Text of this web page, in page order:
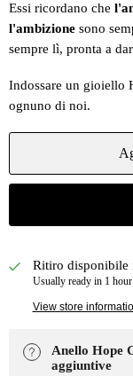
Essi ricordano che
l'ambizione sono
sempre lì, pronta a
Indossare un gioiello
ognuno di noi.
Ritiro disponibile
Usually ready in 1 hour
View store
Anello Hope
aggiuntive